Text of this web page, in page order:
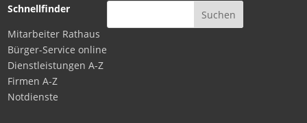
Schnellfinder
Mitarbeiter Rathaus
Bürger-Service online
Dienstleistungen A-Z
Firmen A-Z
Notdienste